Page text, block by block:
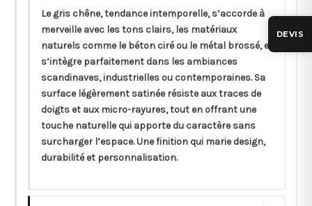
Le gris chêne, tendance intemporelle, s’accorde à
merveille avec les tons clairs, les matériaux
naturels comme le béton ciré ou le métal brossé, et
s’intègre parfaitement dans les ambiances
scandinaves, industrielles ou contemporaines. Sa
surface légèrement satinée résiste aux traces de
doigts et aux micro-rayures, tout en offrant une
touche naturelle qui apporte du caractère sans
surcharger l’espace. Une finition qui marie design,
durabilité et personnalisation.
DEVIS